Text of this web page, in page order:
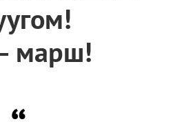
марш!